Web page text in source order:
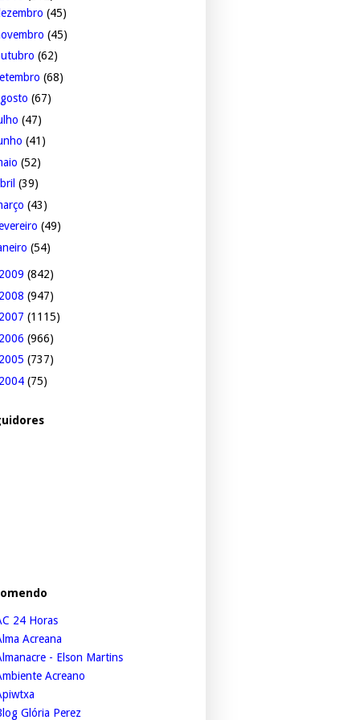
(45)
(45)
(62)
(68)
(67)
(47)
(41)
(52)
(39)
(43)
(49)
(54)
2009 (842)
2008 (947)
2007 (1115)
2006 (966)
2005 (737)
2004 (75)
24 Horas
Acreana
- Elson Martins
Acreano
Glória Perez